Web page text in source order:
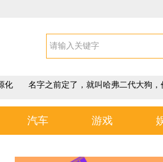
化 名字之前定了，就叫哈弗二代大狗
汽车 游戏